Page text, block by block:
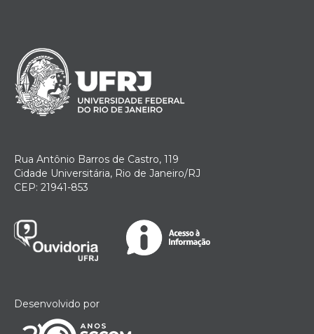
Rua Antônio Barros de Castro, 119
Cidade Universitária, Rio de Janeiro/RJ
CEP: 21941-853
Desenvolvido por